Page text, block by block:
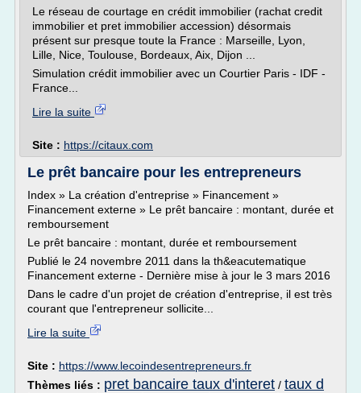
Le réseau de courtage en crédit immobilier (rachat credit
immobilier et pret immobilier accession) désormais
présent sur presque toute la France : Marseille, Lyon,
Lille, Nice, Toulouse, Bordeaux, Aix, Dijon ...
Simulation crédit immobilier avec un Courtier Paris - IDF -
France...
Lire la suite
Site : https://citaux.com
Le prêt bancaire pour les entrepreneurs
Index » La création d'entreprise » Financement »
Financement externe » Le prêt bancaire : montant, durée et
remboursement
Le prêt bancaire : montant, durée et remboursement
Publié le 24 novembre 2011 dans la th&eacutematique
Financement externe - Dernière mise à jour le 3 mars 2016
Dans le cadre d'un projet de création d'entreprise, il est très
courant que l'entrepreneur sollicite...
Lire la suite
Site : https://www.lecoindesentrepreneurs.fr
Thèmes liés : pret bancaire taux d'interet / taux d